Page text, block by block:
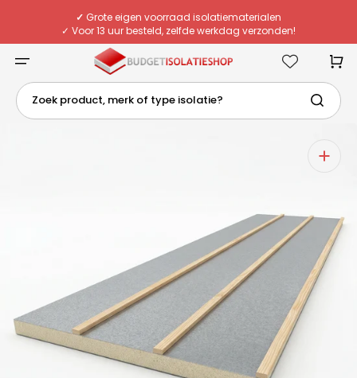
✓ Grote eigen voorraad isolatiematerialen
✓ Voor 13 uur besteld, zelfde werkdag verzonden!
✓ Eigen chauffeurs & flexibele bezorging
Deskundig advies van echte specialisten
Zoek product, merk of type isolatie?
van
media
openen
galerieweergave